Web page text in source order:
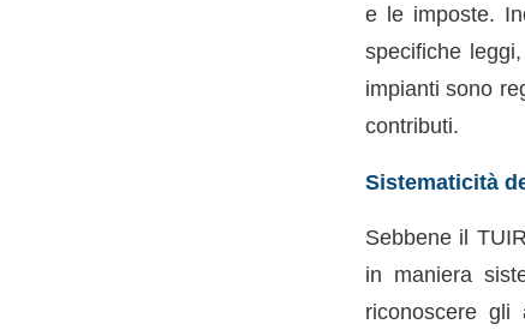
e le imposte.
specifiche
impianti sono
contributi.
Sistematicità
Sebbene il
in maniera
riconoscere gli